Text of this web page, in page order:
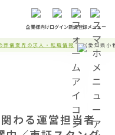
企業様向けログイン新規登録メニュー
葬儀業界の求人・転職情報 （愛知県小
わる運営担当者